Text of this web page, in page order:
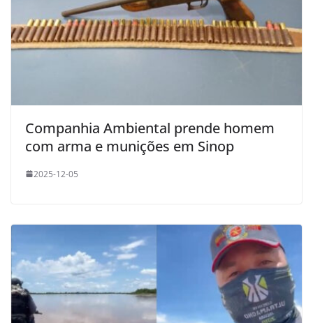
Companhia Ambiental prende homem
com arma e munições em Sinop
2025-12-05